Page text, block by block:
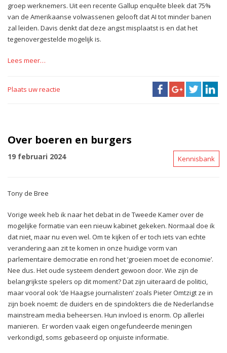
groep werknemers. Uit een recente Gallup enquête bleek dat 75%
van de Amerikaanse volwassenen gelooft dat AI tot minder banen
zal leiden. Davis denkt dat deze angst misplaatst is en dat het
tegenovergestelde mogelijk is.
Lees meer…
Plaats uw reactie
Over boeren en burgers
19 februari 2024 Kennisbank
Tony de Bree
Vorige week heb ik naar het debat in de Tweede Kamer over de
mogelijke formatie van een nieuw kabinet gekeken. Normaal doe ik
dat niet, maar nu even wel. Om te kijken of er toch iets van echte
verandering aan zit te komen in onze huidige vorm van
parlementaire democratie en rond het ‘groeien moet de economie’.
Nee dus. Het oude systeem dendert gewoon door. Wie zijn de
belangrijkste spelers op dit moment? Dat zijn uiteraard de politici,
maar vooral ook ‘de Haagse journalisten’ zoals Pieter Omtzigt ze in
zijn boek noemt: de duiders en de spindokters die de Nederlandse
mainstream media beheersen. Hun invloed is enorm. Op allerlei
manieren. Er worden vaak eigen ongefundeerde meningen
verkondigd, soms gebaseerd op onjuiste informatie.